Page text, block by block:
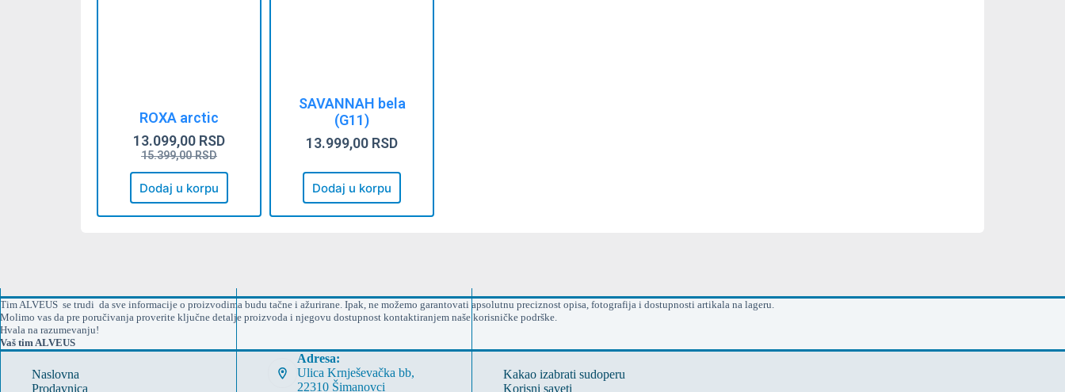
ROXA arctic
15.399,00RSD
13.099,00 RSD
Dodaj u korpu
SAVANNAH bela
(G11)
13.999,00 RSD
Dodaj u korpu
Tim ALVEUS se trudi da sve informacije o proizvodima budu tačne i ažurirane. Ipak, ne možemo garantovati apsolutnu preciznost opisa, fotografija i dostupnosti artikala na lageru.
Molimo vas da pre poručivanja proverite ključne detalje proizvoda i njegovu dostupnost kontaktiranjem naše korisničke podrške.
Hvala na razumevanju!
Vaš tim ALVEUS
Naslovna
Prodavnica
Adresa:
Ulica Krnješevačka bb,
22310 Šimanovci
Kakao izabrati sudoperu
Korisni saveti